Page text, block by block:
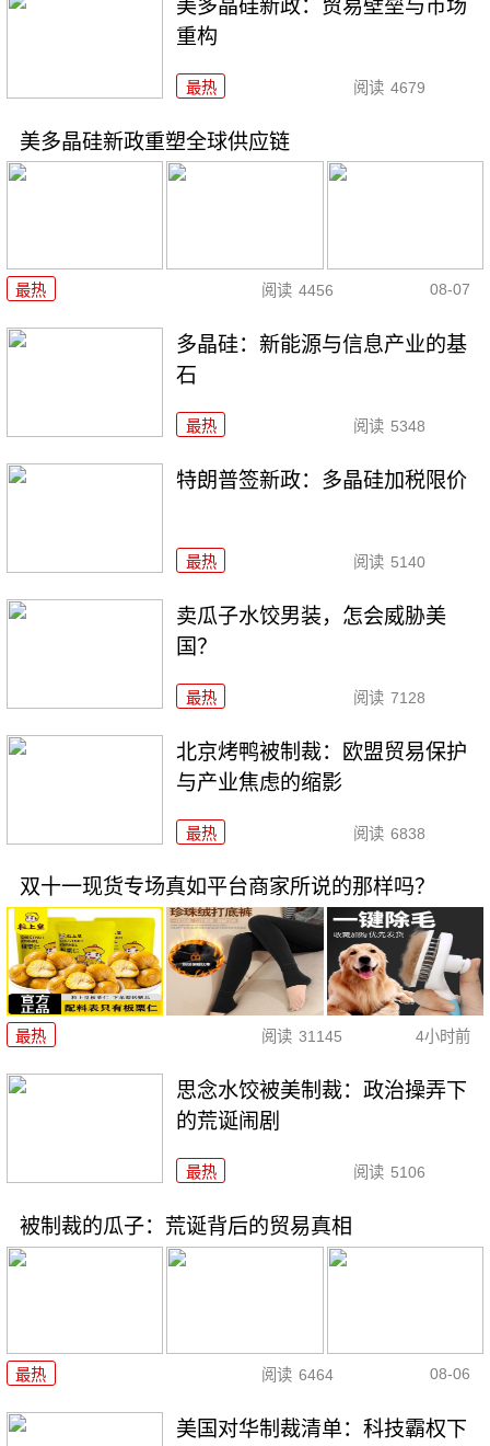
美多晶硅新政：贸易壁垒与市场
重构
最热 阅读 4679
美多晶硅新政重塑全球供应链
最热 阅读 4456 08-07
多晶硅：新能源与信息产业的基
石
最热 阅读 5348
特朗普签新政：多晶硅加税限价
最热 阅读 5140
卖瓜子水饺男装，怎会威胁美
国？
最热 阅读 7128
北京烤鸭被制裁：欧盟贸易保护
与产业焦虑的缩影
最热 阅读 6838
双十一现货专场真如平台商家所说的那样吗？
最热 阅读 31145 4小时前
思念水饺被美制裁：政治操弄下
的荒诞闹剧
最热 阅读 5106
被制裁的瓜子：荒诞背后的贸易真相
最热 阅读 6464 08-06
美国对华制裁清单：科技霸权下